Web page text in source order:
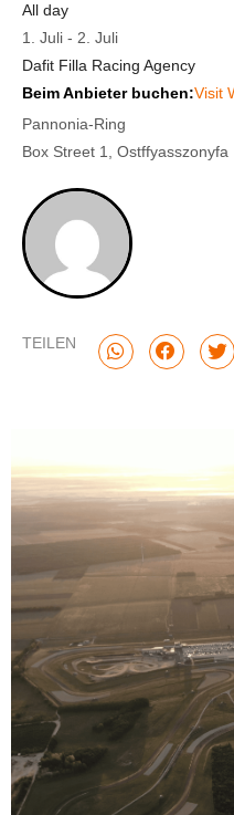
All day
1. Juli - 2. Juli
Dafit Filla Racing Agency
Beim Anbieter buchen:Visit
Pannonia-Ring
Box Street 1, Ostffyasszonyfa
TEILEN